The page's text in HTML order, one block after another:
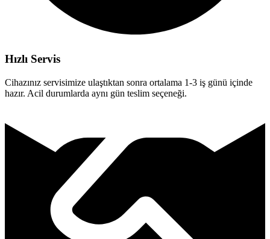
Hızlı Servis
Cihazınız servisimize ulaştıktan sonra ortalama 1-3 iş günü içinde
hazır. Acil durumlarda aynı gün teslim seçeneği.